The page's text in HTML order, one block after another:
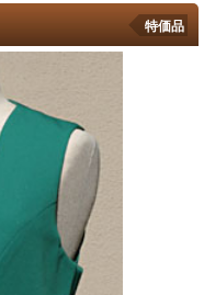
特価品